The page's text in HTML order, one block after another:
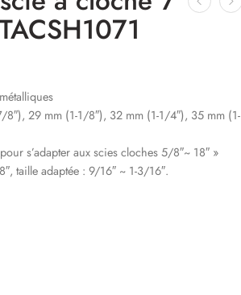
29 mm (1-1/8″), 32 mm (1-1/4″), 35 mm (1-
s’adapter aux scies cloches 5/8″~ 18″ »
taille adaptée : 9/16″ ~ 1-3/16″.